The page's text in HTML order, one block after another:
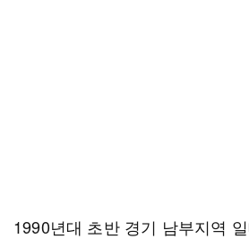
1990년대 초반 경기 남부지역